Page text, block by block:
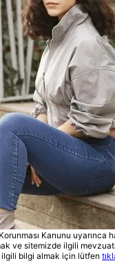
Kanunu uyarınca
ve sitemizde ilgili
ilgili bilgi almak için lütfen